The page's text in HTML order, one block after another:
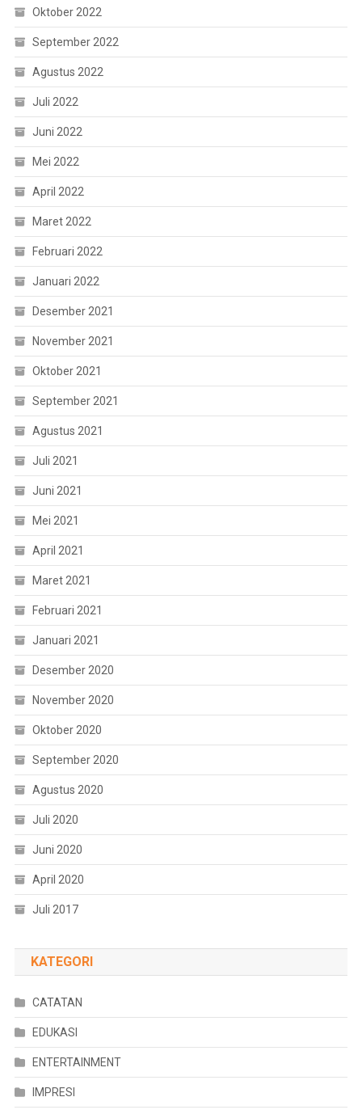
Oktober 2022
September 2022
Agustus 2022
Juli 2022
Juni 2022
Mei 2022
April 2022
Maret 2022
Februari 2022
Januari 2022
Desember 2021
November 2021
Oktober 2021
September 2021
Agustus 2021
Juli 2021
Juni 2021
Mei 2021
April 2021
Maret 2021
Februari 2021
Januari 2021
Desember 2020
November 2020
Oktober 2020
September 2020
Agustus 2020
Juli 2020
Juni 2020
April 2020
Juli 2017
KATEGORI
CATATAN
EDUKASI
ENTERTAINMENT
IMPRESI